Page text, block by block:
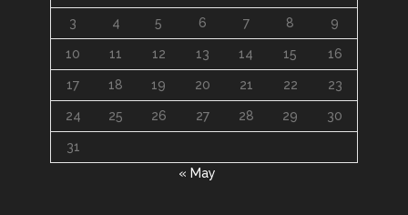
3 4 5 6 7 8 9
10 11 12 13 14 15 16
17 18 19 20 21 22 23
24 25 26 27 28 29 30
31
« May